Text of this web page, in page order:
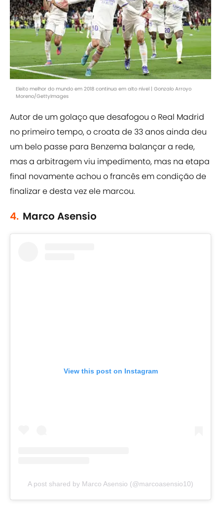
Eleito melhor do mundo em 2018 continua em alto nível | Gonzalo Arroyo
Moreno/GettyImages
Autor de um golaço que desafogou o Real Madrid
no primeiro tempo, o croata de 33 anos ainda deu
um belo passe para Benzema balançar a rede,
mas a arbitragem viu impedimento, mas na etapa
final novamente achou o francês em condição de
finalizar e desta vez ele marcou.
4. Marco Asensio
View this post on Instagram
A post shared by Marco Asensio (@marcoasensio10)